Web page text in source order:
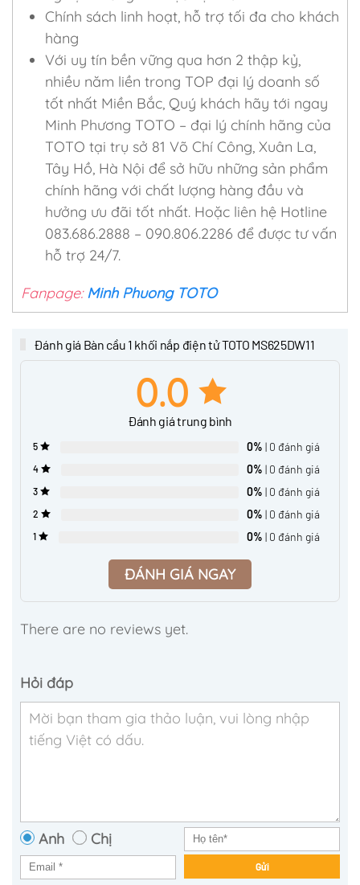
Chính sách linh hoạt, hỗ trợ tối đa cho khách
hàng
Với uy tín bền vững qua hơn 2 thập kỷ,
nhiều năm liền trong TOP đại lý doanh số
tốt nhất Miền Bắc, Quý khách hãy tới ngay
Minh Phương TOTO – đại lý chính hãng của
TOTO tại trụ sở 81 Võ Chí Công, Xuân La,
Tây Hồ, Hà Nội để sở hữu những sản phẩm
chính hãng với chất lượng hàng đầu và
hưởng ưu đãi tốt nhất. Hoặc liên hệ Hotline
083.686.2888 – 090.806.2286 để được tư vấn
hỗ trợ 24/7.
Fanpage: Minh Phuong TOTO
Đánh giá Bàn cầu 1 khối nắp điện tử TOTO MS625DW11
0.0
Đánh giá trung bình
5 0% | 0 đánh giá
4 0% | 0 đánh giá
3 0% | 0 đánh giá
2 0% | 0 đánh giá
1 0% | 0 đánh giá
ĐÁNH GIÁ NGAY
There are no reviews yet.
Hỏi đáp
Anh Chị
Gửi